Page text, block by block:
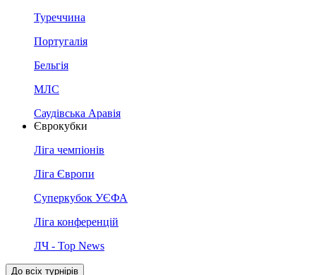
Туреччина
Португалія
Бельгія
МЛС
Саудівська Аравія
Єврокубки
Ліга чемпіонів
Ліга Європи
Суперкубок УЄФА
Ліга конференцій
ЛЧ - Top News
До всіх турнірів